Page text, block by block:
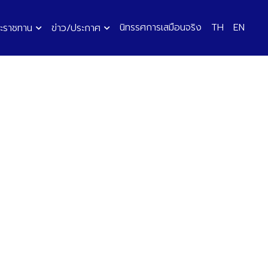
าชทาน ข่าว/ประกาศ นิทรรศการเสมือนจริง TH EN